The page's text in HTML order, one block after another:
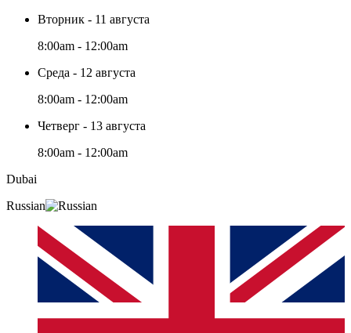
Вторник - 11 августа
8:00am - 12:00am
Среда - 12 августа
8:00am - 12:00am
Четверг - 13 августа
8:00am - 12:00am
Dubai
Russian